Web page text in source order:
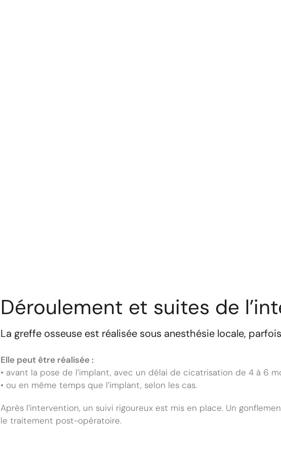
Déroulement et suites de
La greffe osseuse est réalisée sous anesthésie locale,
Elle peut être réalisée :
• avant la pose de l’implant, avec un délai de cicatrisation de 4 à 6
• ou en même temps que l’implant, selon les cas.
Après l’intervention, un suivi rigoureux est mis en place. Un
le traitement post-opératoire.